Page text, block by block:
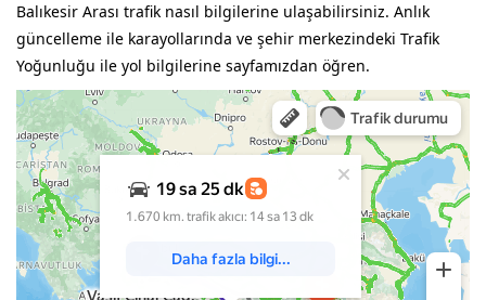
Balıkesir Arası trafik nasıl bilgilerine ulaşabilirsiniz. Anlık
güncelleme ile karayollarında ve şehir merkezindeki Trafik
Yoğunluğu ile yol bilgilerine sayfamızdan öğren.